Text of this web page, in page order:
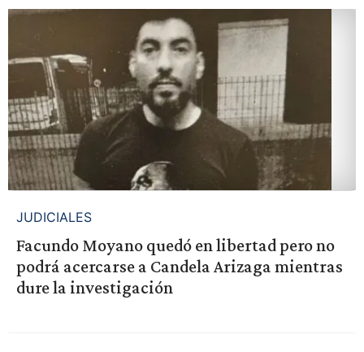
JUDICIALES
Facundo Moyano quedó en libertad pero no
podrá acercarse a Candela Arizaga mientras
dure la investigación